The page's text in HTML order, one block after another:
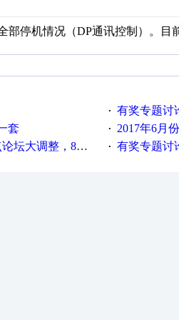
停机情况（DP通讯控制）。目
· 有奖专题讨论：伺
套
·
2017年6月
，8点服务器内存升级
· 有奖专题讨论：面对